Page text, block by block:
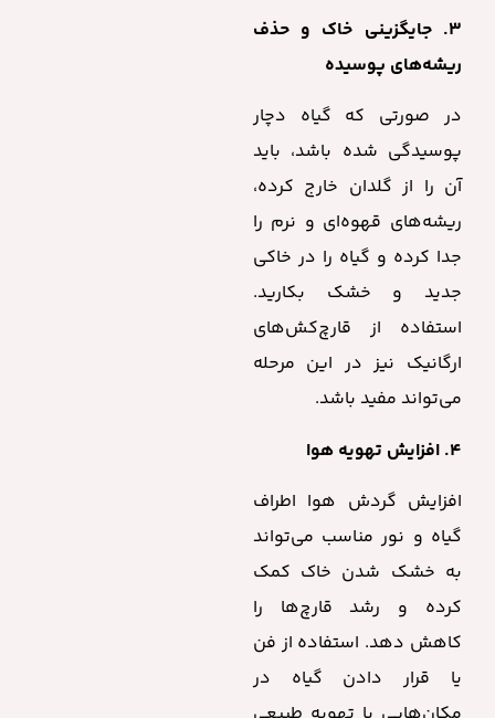
۳. جایگزینی خاک و حذف
ریشه‌های پوسیده
در صورتی که گیاه دچار
پوسیدگی شده باشد، باید
آن را از گلدان خارج کرده،
ریشه‌های قهوه‌ای و نرم را
جدا کرده و گیاه را در خاکی
جدید و خشک بکارید.
استفاده از قارچ‌کش‌های
ارگانیک نیز در این مرحله
می‌تواند مفید باشد.
۴. افزایش تهویه هوا
افزایش گردش هوا اطراف
گیاه و نور مناسب می‌تواند
به خشک شدن خاک کمک
کرده و رشد قارچ‌ها را
کاهش دهد. استفاده از فن
یا قرار دادن گیاه در